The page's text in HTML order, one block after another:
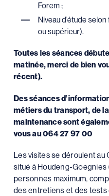
Forem ;
Niveau d’étude
ou supérieur).
Toutes les séances
matinée, merci de bien
récent).
Des séances
métiers du transport, de
maintenance sont
vous au064 27 97 00
Les visites se déroulent
situé à Houdeng-Goegnies
personnes maximum,
des entretiens et des tests